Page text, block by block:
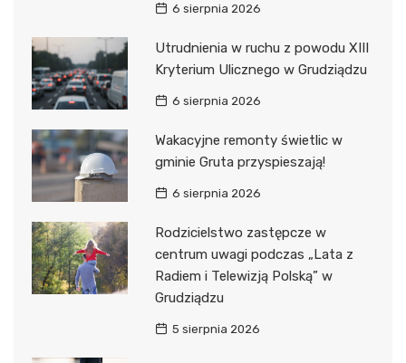
6 sierpnia 2026
Utrudnienia w ruchu z powodu XIII
Kryterium Ulicznego w Grudziądzu
6 sierpnia 2026
Wakacyjne remonty świetlic w
gminie Gruta przyspieszają!
6 sierpnia 2026
Rodzicielstwo zastępcze w
centrum uwagi podczas „Lata z
Radiem i Telewizją Polską” w
Grudziądzu
5 sierpnia 2026